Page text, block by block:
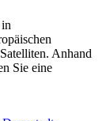
Anhand
Sie eine